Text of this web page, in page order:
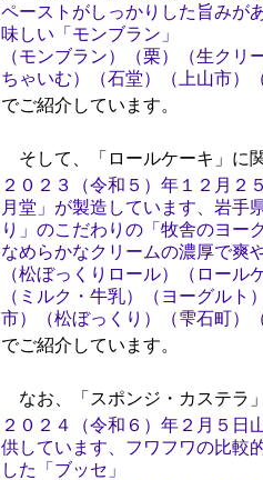
ペーストがしっかりした旨みが
味しい「モンブラン」
（モンブラン）（栗）（生クリ
ちゃいむ）（石堂）（上山市）
でご紹介しています。
そして、「ロールケーキ」に関
２０２３（令和５）年１２月
月堂」が製造しています、岩手
り」のこだわりの「牧舎のヨー
なめらかなクリームの濃厚で爽
（松ぼっくりロール）（ロール
（ミルク・牛乳）（ヨーグル
市）（松ぼっくり）（雫石町）
でご紹介しています。
なお、「スポンジ・カステラ
２０２４（令和６）年２月５日
供しています、フワフワの比較
した「ブッセ」